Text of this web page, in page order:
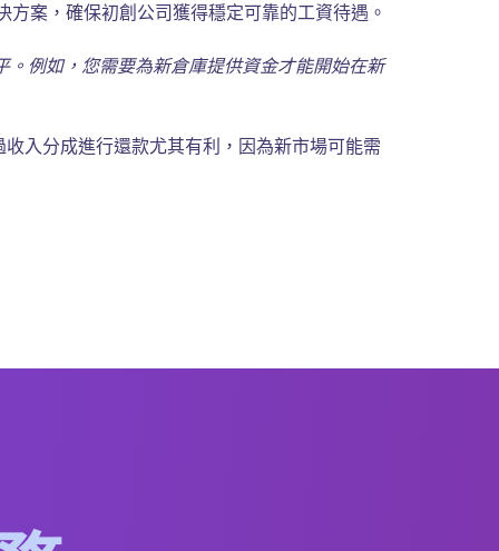
案，確保初創公司獲得穩定可靠的工資待遇。
例如，您需要為新倉庫提供資金才能開始在新
入分成進行還款尤其有利，因為新市場可能需